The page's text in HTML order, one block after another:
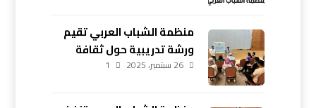
منظمة الشباب العربي تقيم
ورشة تدريبية حول ثقافة
الدفع الإلكتروني في أربيل
26 سبتمبر، 2025 1